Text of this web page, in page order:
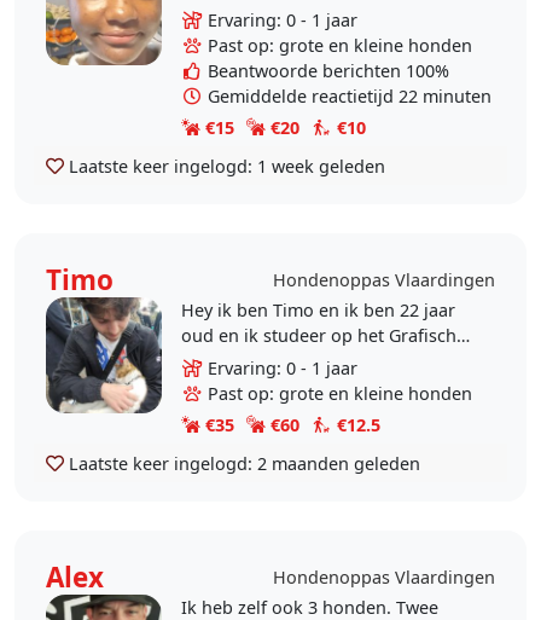
met het opvoeden van mijn eigen
twee honden en het uitlaten van
honden van..
Ervaring: 0 - 1 jaar
Past op: grote en kleine honden
Beantwoorde berichten 100%
Gemiddelde reactietijd 22 minuten
€15
€20
€10
Laatste keer ingelogd: 1 week geleden
Timo
Hondenoppas Vlaardingen
Hey ik ben Timo en ik ben 22 jaar
oud en ik studeer op het Grafisch
Lyceum in Rotterdam. Ik ben sinds
jongs af aan al een dierenvriend en
vindt het..
Ervaring: 0 - 1 jaar
Past op: grote en kleine honden
€35
€60
€12.5
Laatste keer ingelogd: 2 maanden geleden
Alex
Hondenoppas Vlaardingen
Ik heb zelf ook 3 honden. Twee